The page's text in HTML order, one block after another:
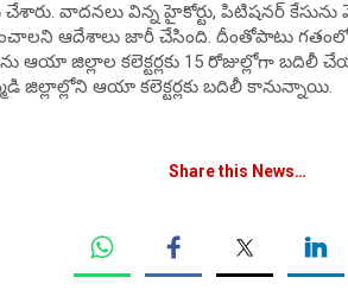
వాదనలు విన్న హైకోర్టు, పిటిషనర్
ఆదేశాలు జారీ చేసింది. దీంతోపాటు గతంలో
ఆయా జిల్లాల కలెక్టర్లకు 15 రోజుల్లోగా
జిల్లాల్లోని ఆయా కలెక్టర్లకు బదిలీ కానున్నాయి.
Share this News…